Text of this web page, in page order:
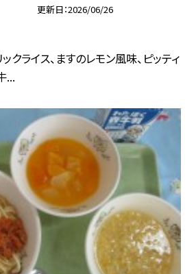
更新日 2026/06/26
クライス、ますのレモン風味、ピッティ
...